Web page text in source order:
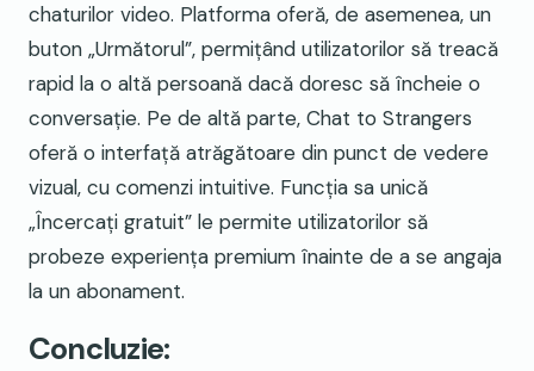
chaturilor video. Platforma oferă, de asemenea, un
buton „Următorul”, permițând utilizatorilor să treacă
rapid la o altă persoană dacă doresc să încheie o
conversație. Pe de altă parte, Chat to Strangers
oferă o interfață atrăgătoare din punct de vedere
vizual, cu comenzi intuitive. Funcția sa unică
„Încercați gratuit” le permite utilizatorilor să
probeze experiența premium înainte de a se angaja
la un abonament.
Concluzie: